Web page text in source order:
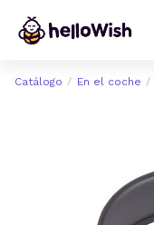
Catálogo En el coche